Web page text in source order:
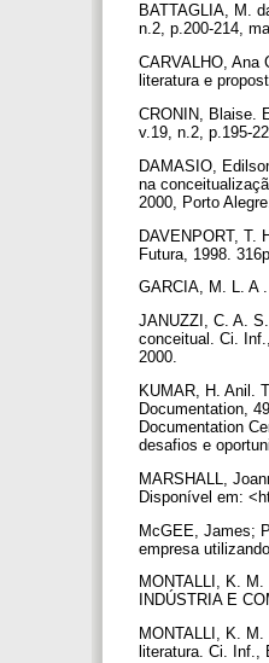
BATTAGLIA, M.
n.2, p.200-214,
CARVALHO, Ana
literatura e
CRONIN, Blaise.
v.19, n.2, p.195-
DAMASIO,
na
2000, Porto
DAVENPORT, T.
Futura, 1998.
GARCIA, M. L. A
JANUZZI, C. A.
conceitual. Ci.
2000.
KUMAR, H. Anil.
Documentation,
Documentation
desafios e
MARSHALL,
Disponível em:
McGEE, James;
empresa
MONTALLI, K.
INDÚSTRIA E
MONTALLI, K.
literatura. Ci.